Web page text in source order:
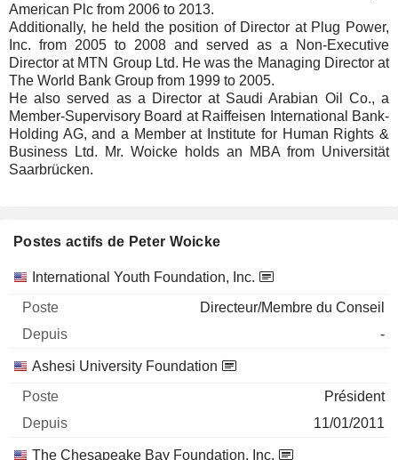
American Plc from 2006 to 2013.
Additionally, he held the position of Director at Plug Power,
Inc. from 2005 to 2008 and served as a Non-Executive
Director at MTN Group Ltd. He was the Managing Director at
The World Bank Group from 1999 to 2005.
He also served as a Director at Saudi Arabian Oil Co., a
Member-Supervisory Board at Raiffeisen International Bank-
Holding AG, and a Member at Institute for Human Rights &
Business Ltd. Mr. Woicke holds an MBA from Universität
Saarbrücken.
Postes actifs de Peter Woicke
Sociétés Poste Début
International Youth Foundation, Inc.
Directeur/Membre du Conseil
-
Ashesi University Foundation
Président
11/01/2011
The Chesapeake Bay Foundation, Inc.